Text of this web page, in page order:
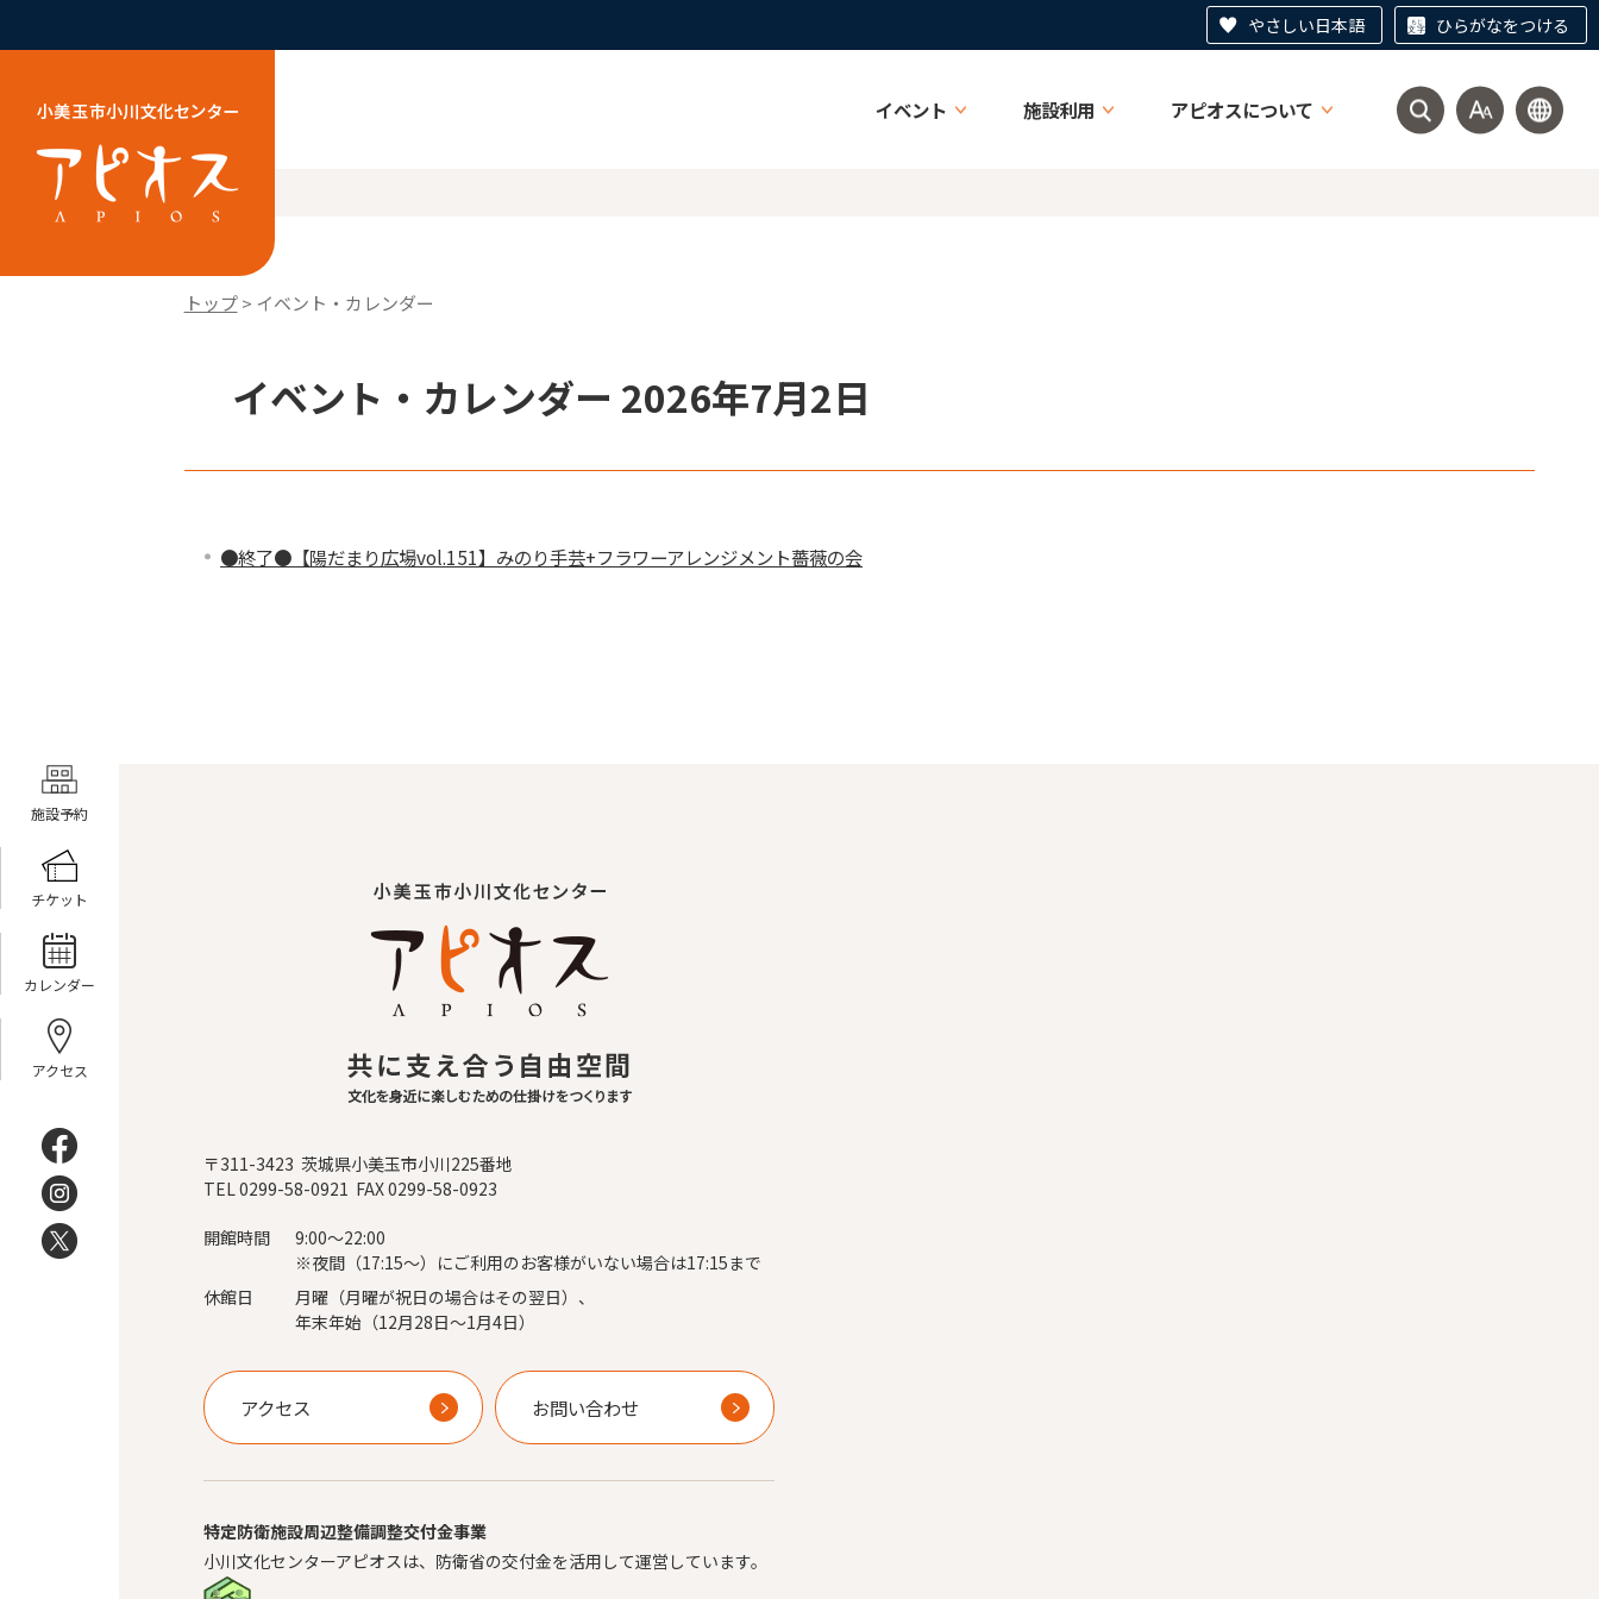
やさしい日本語 ひらがなをつける
イベント 施設利用 アピオスについて
施設予約
チケット
カレンダー
アクセス
トップ> イベント・カレンダー
イベント・カレンダー 2026年7月2日
●終了●【陽だまり広場vol.151】みのり手芸+フラワーアレンジメント薔薇の会
〒311-3423 茨城県小美玉市小川225番地
TEL 0299-58-0921 FAX 0299-58-0923
開館時間
9:00～22:00
※夜間（17:15～）にご利用のお客様がいない場合は17:15まで
休館日
月曜（月曜が祝日の場合はその翌日）、
年末年始（12月28日～1月4日）
アクセス お問い合わせ
特定防衛施設周辺整備調整交付金事業
小川文化センターアピオスは、防衛省の交付金を活用して運営しています。